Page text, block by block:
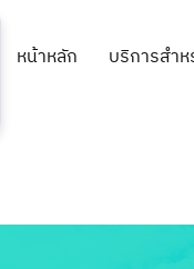
หน้าหลัก บริการสำ